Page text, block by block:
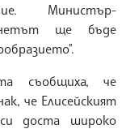
Министър-
ще бъде
съобщиха, че
че Елисейският
доста широко